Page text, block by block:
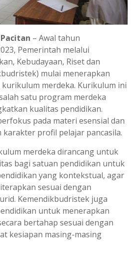
– Awal tahun
Pemerintah melalui
Kebudayaan, Riset dan
mulai menerapkan
merdeka. Kurikulum ini
satu program merdeka
kualitas pendidikan.
pada materi esensial dan
karakter profil pelajar pancasila.
merdeka dirancang untuk
bagi satuan pendidikan untuk
yang kontekstual, agar
sesuai dengan
Kemendikbudristek juga
untuk menerapkan
bertahap sesuai dengan
kesiapan masing-masing